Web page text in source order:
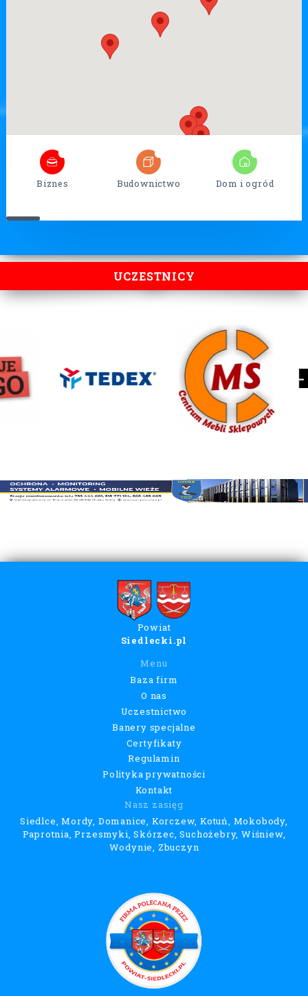
Biznes Budownictwo Dom i ogród
UCZESTNICY
Powiat
Siedlecki.pl
Menu
Baza firm
O nas
Uczestnictwo
Banery specjalne
Certyfikaty
Regulamin
Polityka prywatności
Kontakt
Nasz zasięg
Siedlce, Mordy, Domanice, Korczew, Kotuń, Mokobody,
Paprotnia, Przesmyki, Skórzec, Suchożebry, Wiśniew,
Wodynie, Zbuczyn